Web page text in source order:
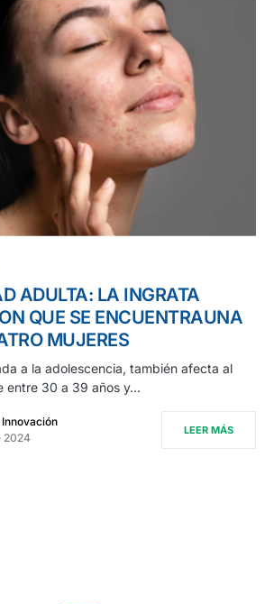
ADULTA: LA INGRATA
QUE SE ENCUENTRAUNA
MUJERES
a la adolescencia, también afecta al
entre 30 a 39 años y…
2024
LEER MÁS